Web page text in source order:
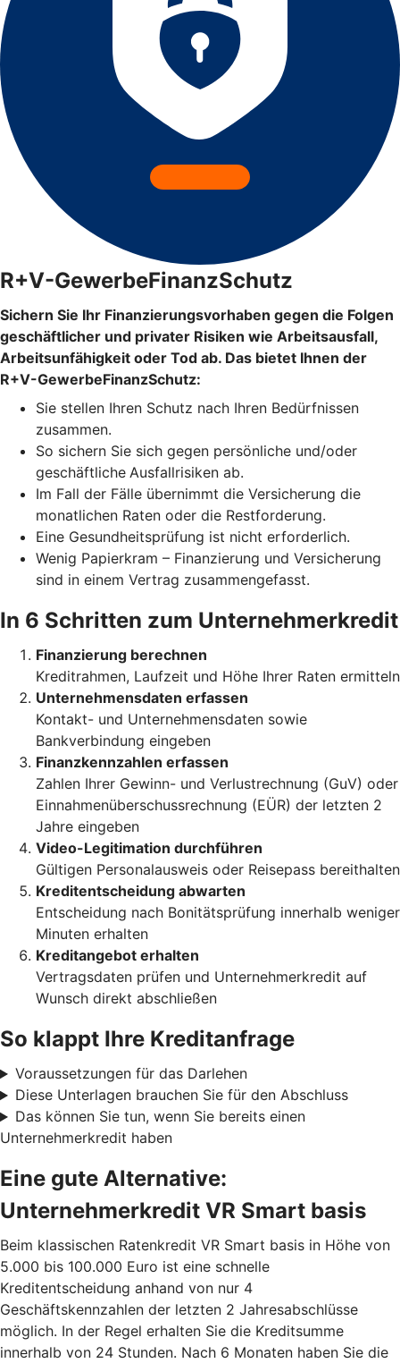
R+V-GewerbeFinanzSchutz
Sichern Sie Ihr Finanzierungsvorhaben gegen die Folgen
geschäftlicher und privater Risiken wie Arbeitsausfall,
Arbeitsunfähigkeit oder Tod ab. Das bietet Ihnen der
R+V-GewerbeFinanzSchutz:
Sie stellen Ihren Schutz nach Ihren Bedürfnissen
zusammen.
So sichern Sie sich gegen persönliche und/oder
geschäftliche Ausfallrisiken ab.
Im Fall der Fälle übernimmt die Versicherung die
monatlichen Raten oder die Restforderung.
Eine Gesundheitsprüfung ist nicht erforderlich.
Wenig Papierkram – Finanzierung und Versicherung
sind in einem Vertrag zusammengefasst.
In 6 Schritten zum Unternehmerkredit
Finanzierung berechnen
Kreditrahmen, Laufzeit und Höhe Ihrer Raten ermitteln
Unternehmensdaten erfassen
Kontakt- und Unternehmensdaten sowie
Bankverbindung eingeben
Finanzkennzahlen erfassen
Zahlen Ihrer Gewinn- und Verlustrechnung (GuV) oder
Einnahmenüberschussrechnung (EÜR) der letzten 2
Jahre eingeben
Video-Legitimation durchführen
Gültigen Personalausweis oder Reisepass bereithalten
Kreditentscheidung abwarten
Entscheidung nach Bonitätsprüfung innerhalb weniger
Minuten erhalten
Kreditangebot erhalten
Vertragsdaten prüfen und Unternehmerkredit auf
Wunsch direkt abschließen
So klappt Ihre Kreditanfrage
Voraussetzungen für das Darlehen
Diese Unterlagen brauchen Sie für den Abschluss
Das können Sie tun, wenn Sie bereits einen
Unternehmerkredit haben
Eine gute Alternative:
Unternehmerkredit VR Smart basis
Beim klassischen Ratenkredit VR Smart basis in Höhe von
5.000 bis 100.000 Euro ist eine schnelle
Kreditentscheidung anhand von nur 4
Geschäftskennzahlen der letzten 2 Jahresabschlüsse
möglich. In der Regel erhalten Sie die Kreditsumme
innerhalb von 24 Stunden. Nach 6 Monaten haben Sie die